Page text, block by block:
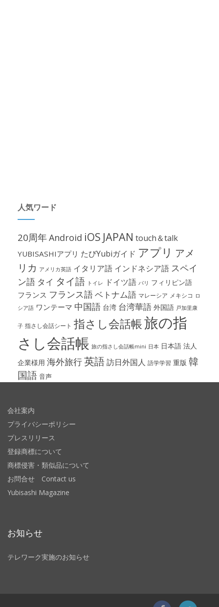
人気ワード
20周年Android iOS JAPAN touch＆talk
YUBISASHIアプリ たびYubiガイド アプリ アメ
リカ アメリカ英語 イタリア語 インドネシア語 スペイ
ン語 タイ タイ語 トイレ ドイツ語 パリ フィリピン語
フランス フランス語ベトナム語 マレーシア メキシコ ロ
シア語 ワンテーマ 中国語 台湾 台湾華語 外国語 戸加里康
子 指さし会話シート 指さし会話帳旅の指
さし会話帳 旅の指さし会話帳mini 日本 日本語 法人
企業様用 海外旅行英語訪日外国人 語学学習 重版 韓
国語 音声
会社案内
プライバシーポリシー
プレスリリース
登録商標について
商標侵害・類似品について
お問合せ Contact us
Yubisashi Magazine
お知らせ
テレワーク実施のお知らせ